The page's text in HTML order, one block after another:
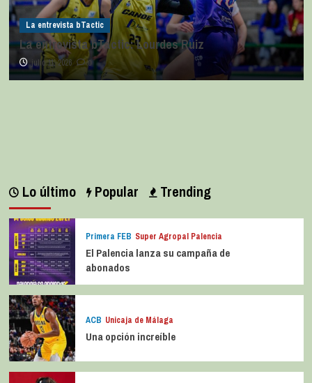
La entrevista bTactic
La entrevista bTactic: Lourdes Ruiz
julio 11, 2026 0
Lo último Popular Trending
Primera FEB Super Agropal Palencia
El Palencia lanza su campaña de
abonados
ACB Unicaja de Málaga
Una opción increíble